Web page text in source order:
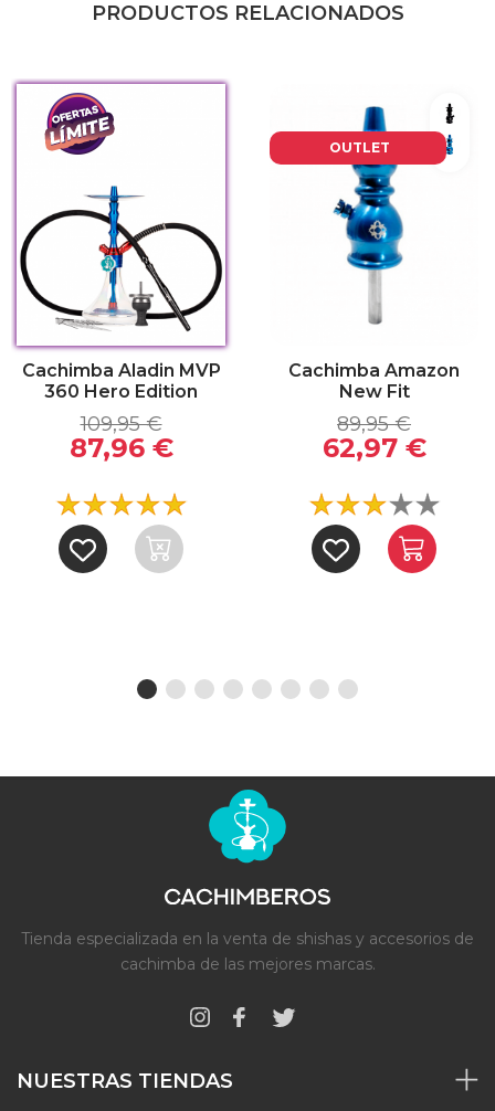
PRODUCTOS RELACIONADOS
Cachimba Aladin MVP
360 Hero Edition
109,95 €
87,96 €
Azul
Cachimba Amazon
New Fit
89,95 €
62,97 €
OUTLET
Tienda especializada en la venta de shishas y accesorios de
cachimba de las mejores marcas.
NUESTRAS TIENDAS